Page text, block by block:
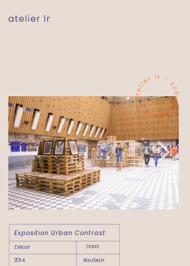
Exposition Urban Contrast
Décor
2014
Stand
Roubaix